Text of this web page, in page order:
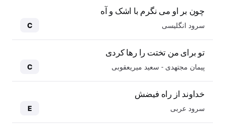
چون بر او می نگرم با اشک و آه
سرود انگلیسی C
تو برای من تختت را رها کردی
پیمان مجتهدی - سعید میریعقوبی C
خداوند از راه فیضش
سرود عربی E